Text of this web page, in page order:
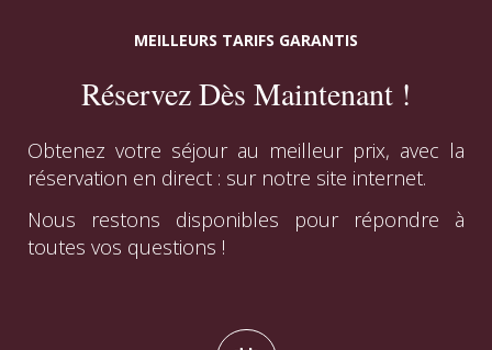
MEILLEURS TARIFS GARANTIS
Réservez Dès Maintenant !
Obtenez votre séjour au meilleur prix, avec la
réservation en direct : sur notre site internet.
Nous restons disponibles pour répondre à
toutes vos questions !